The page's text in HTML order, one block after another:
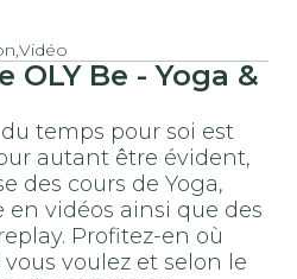
Vidéo
Be - Yoga &
temps pour soi est
autant être évident,
des cours de Yoga,
en vidéos ainsi que des
Profitez-en où
voulez et selon le